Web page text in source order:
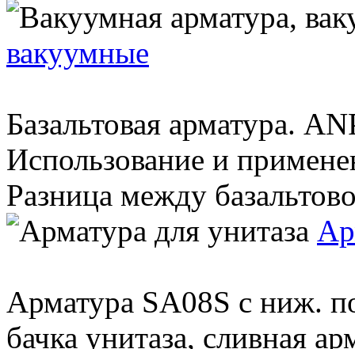
вакуумные
Базальтовая арматура.
Использование и
Разница между
Арматура SA08S с ниж.
бачка унитаза, сливная